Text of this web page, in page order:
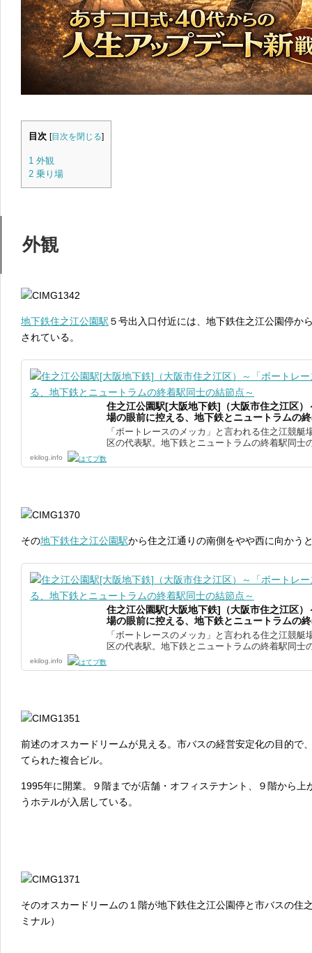
目次 [目次を閉じる]
1 外観
2 乗り場
外観
地下鉄住之江公園駅 ５号出入口付近には、地下鉄住之江公園停か
されている。
住之江公園駅[大阪地下鉄]（大阪市住之江区
場の眼前に控える、地下鉄とニュートラムの
「ボートレースのメッカ」と言われる住之江競
区の代表駅。地下鉄とニュートラムの終着駅同士
ekilog.info
その地下鉄住之江公園駅から住之江通りの南側をやや西に向かう
住之江公園駅[大阪地下鉄]（大阪市住之江区
場の眼前に控える、地下鉄とニュートラムの
「ボートレースのメッカ」と言われる住之江競
区の代表駅。地下鉄とニュートラムの終着駅同士
ekilog.info
前述のオスカードリームが見える。市バスの経営安定化の目的で
てられた複合ビル。
1995年に開業。９階までが店舗・オフィステナント、９階から
うホテルが入居している。
そのオスカードリームの１階が地下鉄住之江公園停と市バスの住
ミナル）